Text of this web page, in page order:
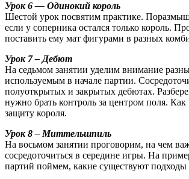
Урок 6 — Одинокий король
Шестой урок посвятим практике.
если у соперника остался только король.
поставить ему мат фигурами в разных
Урок 7 – Дебют
На седьмом занятии уделим внимание
используемым в начале партии.
полуоткрытых и закрытых дебютах.
нужно брать контроль за центром поля. Как
защиту короля.
Урок 8 – Миттельшпиль
На восьмом занятии проговорим, на чем
сосредоточиться в середине игры. На
партий поймем, какие существуют